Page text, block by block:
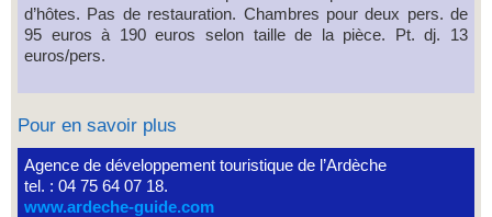
d’hôtes. Pas de restauration. Chambres pour deux pers. de
95 euros à 190 euros selon taille de la pièce. Pt. dj. 13
euros/pers.
Pour en savoir plus
Agence de développement touristique de l’Ardèche
tel. : 04 75 64 07 18.
www.ardeche-guide.com